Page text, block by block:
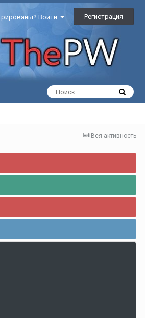
Войти Регистрация
Вся активность